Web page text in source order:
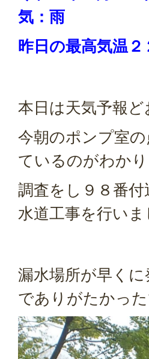
気：雨
昨日の最高気温２
本日は天気予報
今朝のポンプ室
ているのがわかり
調査をし９８番
水道工事を行いま
漏水場所が早く
でありがたかった